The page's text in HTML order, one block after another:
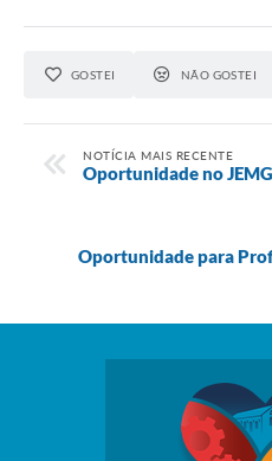
GOSTEI NÃO GOSTEI
NOTÍCIA MAIS RECENTE
Oportunidade no
Oportunidade para